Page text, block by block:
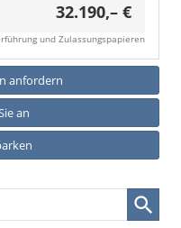
32.190,– €
und Zulassungspapieren
anfordern
an